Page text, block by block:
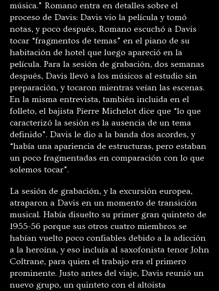
música.” Romano entra en detalles sobre el
proceso de Davis: Davis vio la película y tomó
notas, y poco después, Romano escuchó a Davis
tocar “fragmentos de temas” en el piano de su
habitación de hotel que luego apareció en la
película. Para la sesión de grabación, dos semanas
después, Davis llevó a los músicos al estudio sin
preparación, y tocaron mientras veían las escenas.
En la misma entrevista, también incluida en el
folleto, el bajista Pierre Michelot dice que “lo que
caracterizó la sesión es la ausencia de un tema
definido”. Davis le dio a la banda dos acordes, y
“había una apariencia de estructuras, pero estaban
un poco fragmentadas en comparación con lo que
solemos tocar”.
La sesión de grabación, y la excursión europea,
atraparon a Davis en un momento de transición
musical. Había disuelto su primer gran quinteto de
1955-56 porque sus otros cuatro miembros se
habían vuelto poco confiables debido a la adicción
a la heroína, y eso incluía al saxofonista tenor John
Coltrane, para quien el trabajo era el primero
prominente. Justo antes del viaje, Davis reunió un
nuevo grupo, un quinteto con el altoista